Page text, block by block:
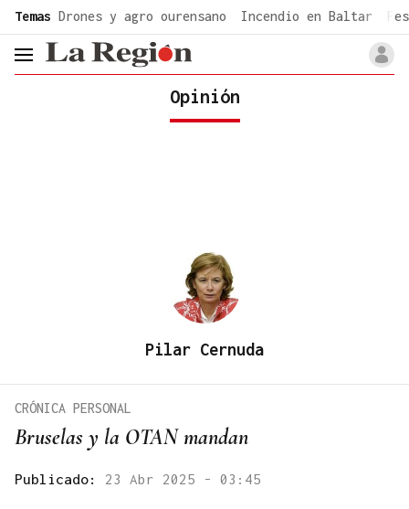
Temas Drones y agro ourensano Incendio en Baltar
header.menu.open
Opinión
Pilar Cernuda
Bruselas y la OTAN mandan
CRÓNICA PERSONAL
Publicado: 23 Abr 2025 - 03:45